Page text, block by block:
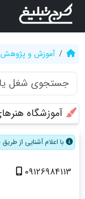
آموزش و پژوهش
آموزشگاه
با اعلام آشنایی از
09126984113